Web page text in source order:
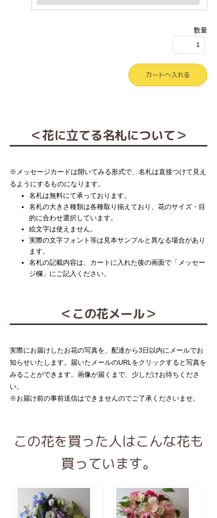
数量
＜花に立てる名札について＞
※メッセージカードは開いてみる形式で、名札は直接つけて見え
るようにするものになります。
名札は無料にて承っております。
名札の大きさ種類は各種取り揃えており、花のサイズ・目
的に合わせ選択しています。
絵文字は使えません。
実際の文字フォント等は見本サンプルと異なる場合があり
ます。
名札の記載内容は、カートに入れた後の画面で「メッセー
ジ欄」にご記入ください。
＜この花メール＞
実際にお届けしたお花の写真を、配達から3日以内にメールでお
知らせいたします。届いたメールのURLをクリックすると写真を
みることができます。画像が届くまで、少しだけお待ちくださ
い。
※お届け前の事前送信はできませんのでご了承くださいませ。
この花を買った人はこんな花も
買っています。